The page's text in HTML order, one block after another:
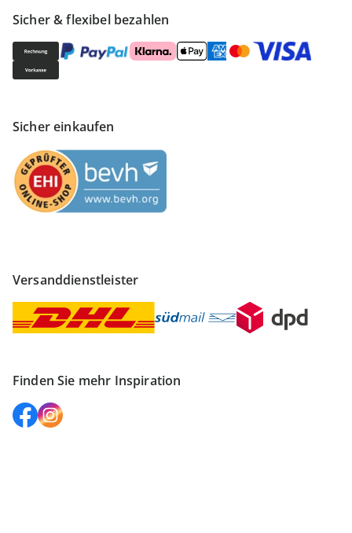
Sicher & flexibel bezahlen
Sicher einkaufen
Versanddienstleister
Finden Sie mehr Inspiration